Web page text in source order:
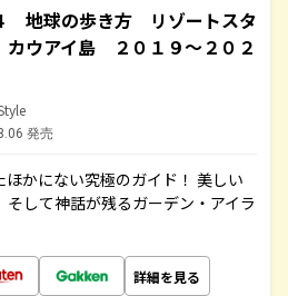
地球の歩き方 リゾートスタ
ウアイ島 ２０１９～２０２
発売
かにない究極のガイド！ 美しい
して神話が残るガーデン・アイラ
詳細を見る